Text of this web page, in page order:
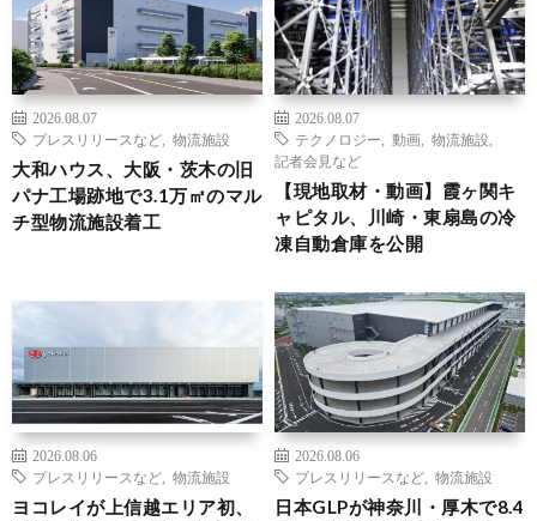
2026.08.07
プレスリリースなど
物流施設
大和ハウス、大阪・茨木の旧
パナ工場跡地で3.1万㎡のマル
チ型物流施設着工
2026.08.07
テクノロジー
動画 物流施設
記者会見など
【現地取材・動画】霞ヶ関キ
ャピタル、川崎・東扇島の冷
凍自動倉庫を公開
2026.08.06
プレスリリースなど
物流施設
ヨコレイが上信越エリア初、
2026.08.06
プレスリリースなど
物流施設
日本GLPが神奈川・厚木で8.4